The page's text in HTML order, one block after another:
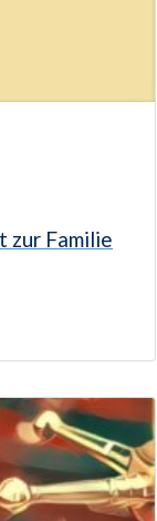
zur Familie